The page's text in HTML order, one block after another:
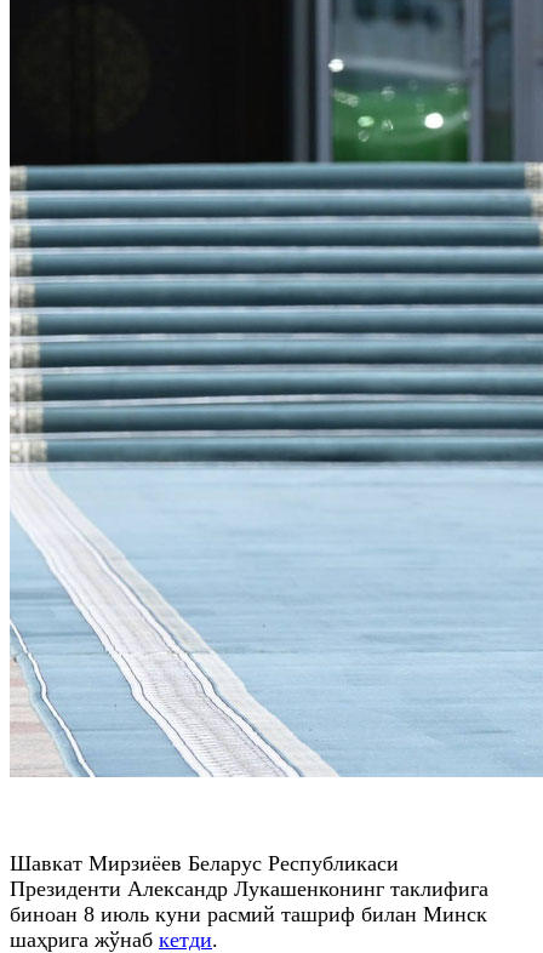
Шавкат Мирзиёев Беларус Республикаси
Президенти Александр Лукашенконинг таклифига
биноан 8 июль куни расмий ташриф билан Минск
шаҳрига жўнаб кетди.